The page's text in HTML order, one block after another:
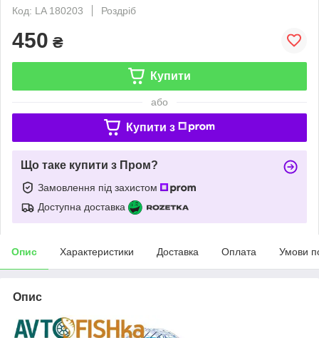
Код: LA 180203
Роздріб
450 ₴
Купити
або
Купити з
Що таке купити з Пром?
Замовлення під захистом
Доступна доставка
Опис Характеристики Доставка Оплата Умови
Опис